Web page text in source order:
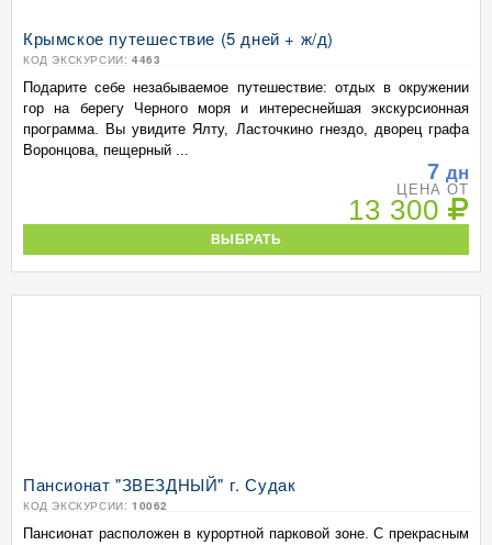
Крымское путешествие (5 дней + ж/д)
КОД ЭКСКУРСИИ: 4463
Подарите себе незабываемое путешествие: отдых в окружении
гор на берегу Черного моря и интереснейшая экскурсионная
программа. Вы увидите Ялту, Ласточкино гнездо, дворец графа
Воронцова, пещерный ...
7 дн
ЦЕНА ОТ
13 300
ВЫБРАТЬ
Пансионат "ЗВЕЗДНЫЙ" г. Судак
КОД ЭКСКУРСИИ: 10062
Пансионат расположен в курортной парковой зоне. С прекрасным